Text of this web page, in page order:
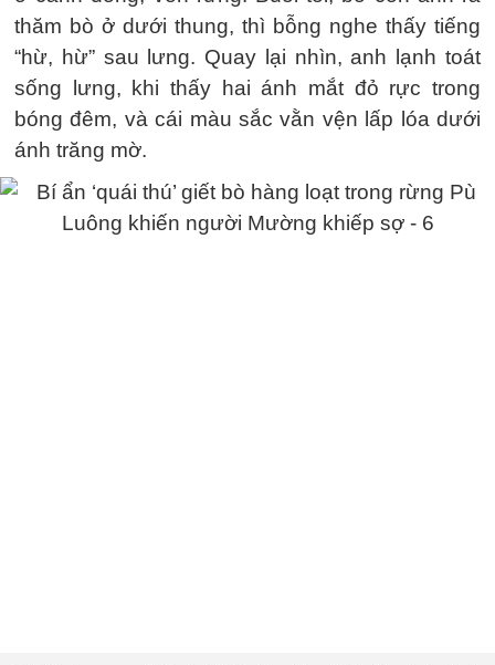
thăm bò ở dưới thung, thì bỗng nghe thấy tiếng
“hừ, hừ” sau lưng. Quay lại nhìn, anh lạnh toát
sống lưng, khi thấy hai ánh mắt đỏ rực trong
bóng đêm, và cái màu sắc vằn vện lấp lóa dưới
ánh trăng mờ.